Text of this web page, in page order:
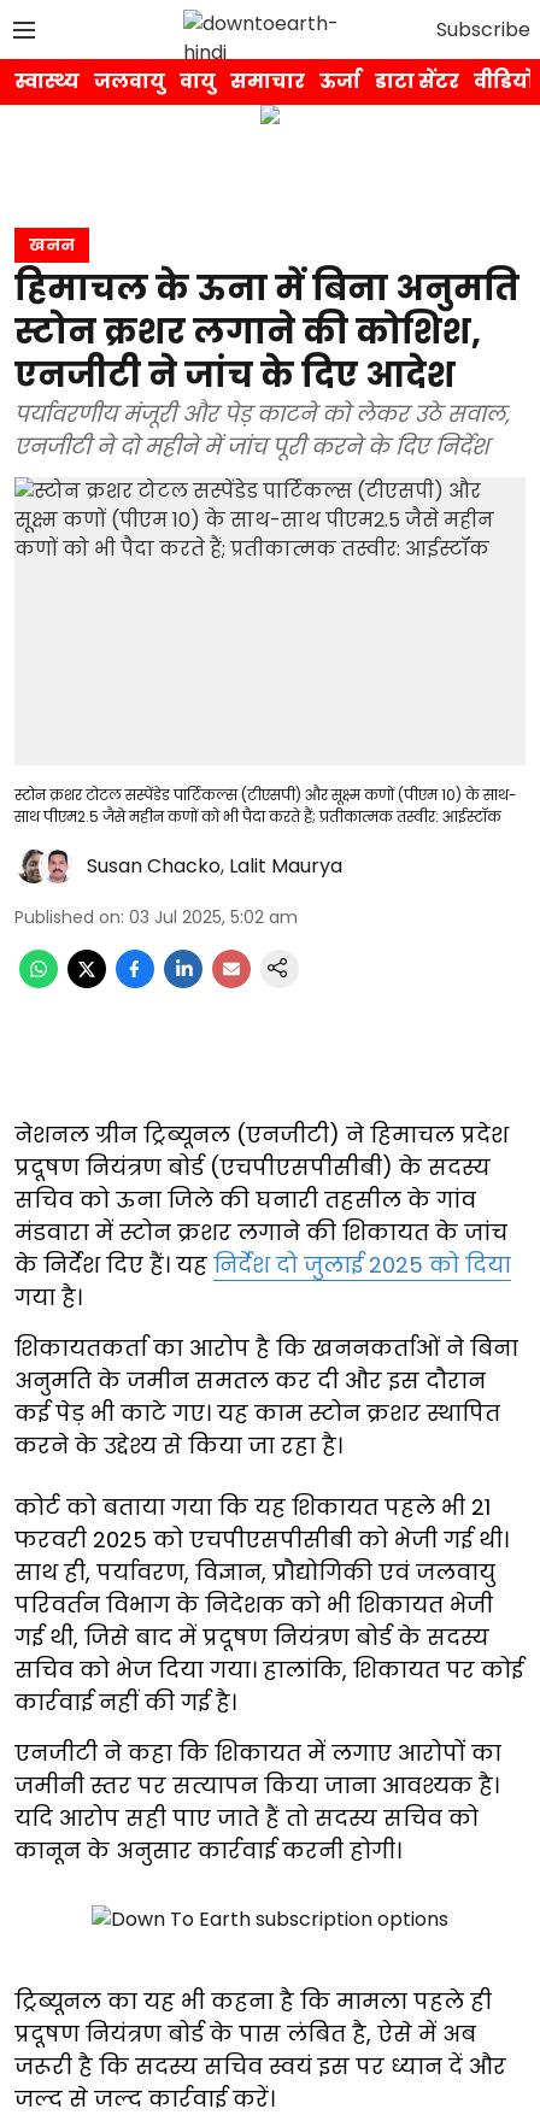
Subscribe
स्वास्थ्य जलवायु वायु समाचार ऊर्जा डाटा सेंटर वीडियो
खनन
हिमाचल के ऊना में बिना अनुमति
स्टोन क्रशर लगाने की कोशिश,
एनजीटी ने जांच के दिए आदेश
पर्यावरणीय मंजूरी और पेड़ काटने को लेकर उठे सवाल,
एनजीटी ने दो महीने में जांच पूरी करने के दिए निर्देश
स्टोन क्रशर टोटल सस्पेंडेड पार्टिकल्स (टीएसपी) और सूक्ष्म कणों (पीएम 10) के साथ-
साथ पीएम2.5 जैसे महीन कणों को भी पैदा करते हैं; प्रतीकात्मक तस्वीर: आईस्टॉक
Susan Chacko, Lalit Maurya
Published on: 03 Jul 2025, 5:02 am
नेशनल ग्रीन ट्रिब्यूनल (एनजीटी) ने हिमाचल प्रदेश
प्रदूषण नियंत्रण बोर्ड (एचपीएसपीसीबी) के सदस्य
सचिव को ऊना जिले की घनारी तहसील के गांव
मंडवारा में स्टोन क्रशर लगाने की शिकायत के जांच
के निर्देश दिए हैं। यह निर्देश दो जुलाई 2025 को दिया
गया है।
शिकायतकर्ता का आरोप है कि खननकर्ताओं ने बिना
अनुमति के जमीन समतल कर दी और इस दौरान
कई पेड़ भी काटे गए। यह काम स्टोन क्रशर स्थापित
करने के उद्देश्य से किया जा रहा है।
कोर्ट को बताया गया कि यह शिकायत पहले भी 21
फरवरी 2025 को एचपीएसपीसीबी को भेजी गई थी।
साथ ही, पर्यावरण, विज्ञान, प्रौद्योगिकी एवं जलवायु
परिवर्तन विभाग के निदेशक को भी शिकायत भेजी
गई थी, जिसे बाद में प्रदूषण नियंत्रण बोर्ड के सदस्य
सचिव को भेज दिया गया। हालांकि, शिकायत पर कोई
कार्रवाई नहीं की गई है।
एनजीटी ने कहा कि शिकायत में लगाए आरोपों का
जमीनी स्तर पर सत्यापन किया जाना आवश्यक है।
यदि आरोप सही पाए जाते हैं तो सदस्य सचिव को
कानून के अनुसार कार्रवाई करनी होगी।
ट्रिब्यूनल का यह भी कहना है कि मामला पहले ही
प्रदूषण नियंत्रण बोर्ड के पास लंबित है, ऐसे में अब
जरूरी है कि सदस्य सचिव स्वयं इस पर ध्यान दें और
जल्द से जल्द कार्रवाई करें।